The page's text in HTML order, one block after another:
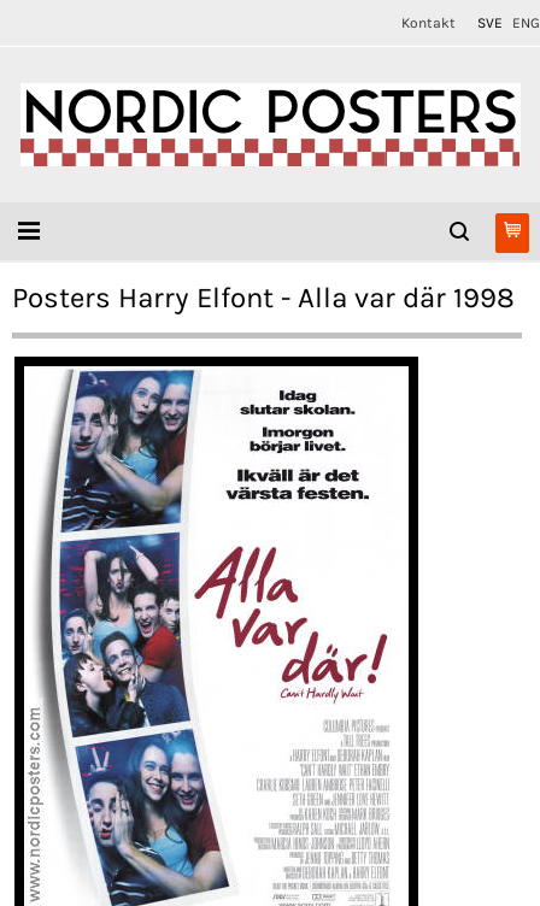
Kontakt SVE ENG
Posters Harry Elfont - Alla var där 1998